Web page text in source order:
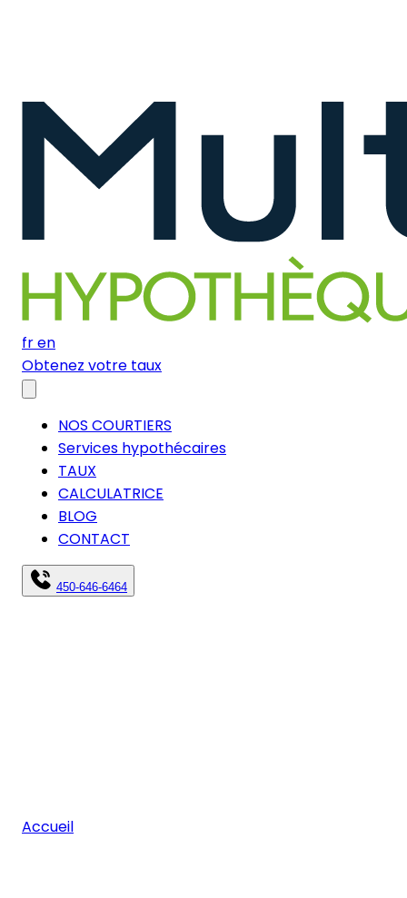
fren
Obtenez votre taux
NOS COURTIERS
Services hypothécaires
TAUX
CALCULATRICE
BLOG
CONTACT
450-646-6464
Accueil